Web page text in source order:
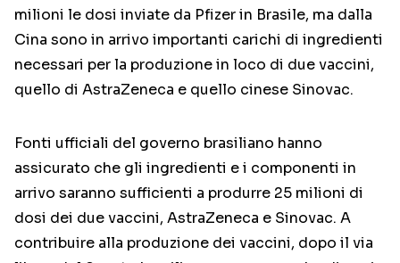
milioni le dosi inviate da Pfizer in Brasile, ma dalla
Cina sono in arrivo importanti carichi di ingredienti
necessari per la produzione in loco di due vaccini,
quello di AstraZeneca e quello cinese Sinovac.
Fonti ufficiali del governo brasiliano hanno
assicurato che gli ingredienti e i componenti in
arrivo saranno sufficienti a produrre 25 milioni di
dosi dei due vaccini, AstraZeneca e Sinovac. A
contribuire alla produzione dei vaccini, dopo il via